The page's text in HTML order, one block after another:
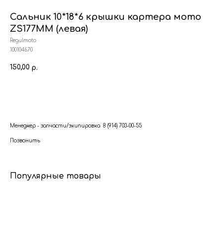
Сальник 10*18*6 крышки картера мото
ZS177MM (левая)
Regulmoto
100104670
150,00 р.
Менеджер - запчасти/экипировка 8 (914) 703-00-55
Позвонить
Популярные товары